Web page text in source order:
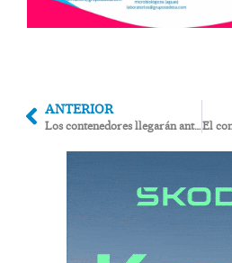
ANTERIOR
Los contenedores llegarán antes del 15 de junio a Antas, uno de los 3 puntos limpios sin abrir desde que fueron construidos hace 3 años